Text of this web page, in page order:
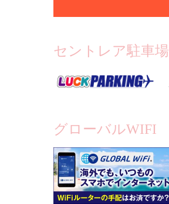
セントレア駐車場
グローバルWIFI